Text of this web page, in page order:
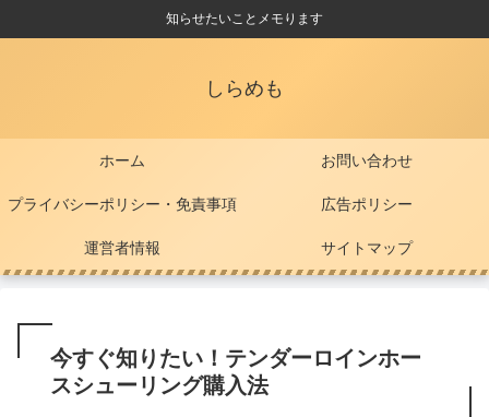
知らせたいことメモります
しらめも
ホーム お問い合わせ
プライバシーポリシー・免責事項 広告ポリシー
運営者情報 サイトマップ
今すぐ知りたい！テンダーロインホー
スシューリング購入法